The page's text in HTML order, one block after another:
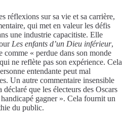
réflexions sur sa vie et sa carrière,
qui met en valeur les défis
une industrie capacitiste. Elle
Les enfants d’un Dieu inférieur,
comme « perdue dans son monde
ne reflète pas son expérience. Cela
entendante peut mal
Un autre commentaire insensible
que les électeurs des Oscars
gagner ». Cela fournit un
du public.